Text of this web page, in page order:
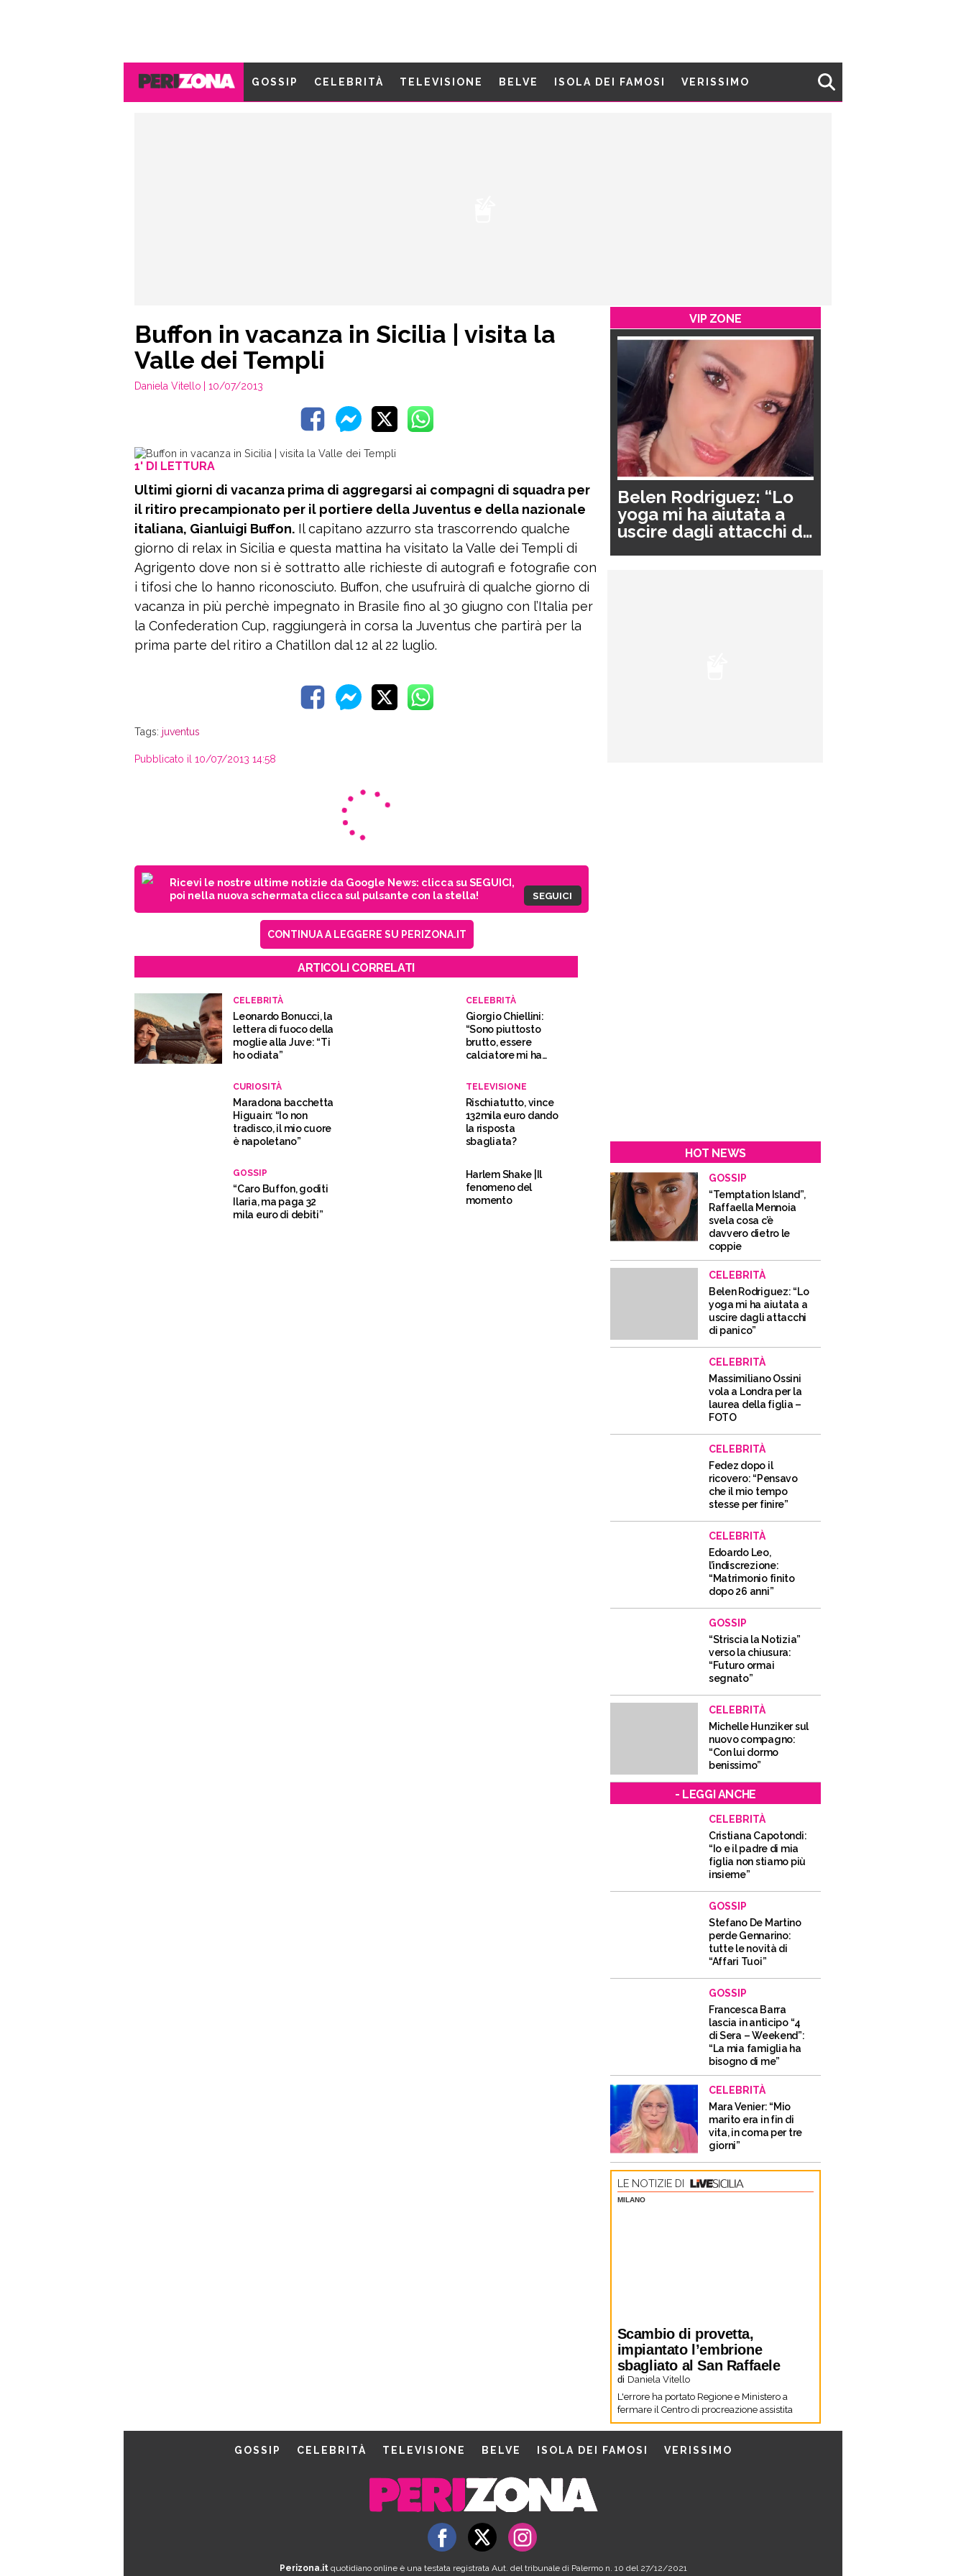
GOSSIP CELEBRITÀ TELEVISIONE BELVE ISOLA DEI FAMOSI VERISSIMO
Buffon in vacanza in Sicilia | visita la
Valle dei Templi
Daniela Vitello | 10/07/2013
1' DI LETTURA
Ultimi giorni di vacanza prima di aggregarsi ai compagni di squadra per
il ritiro precampionato per il portiere della Juventus e della nazionale
italiana, Gianluigi Buffon. Il capitano azzurro sta trascorrendo qualche
giorno di relax in Sicilia e questa mattina ha visitato la Valle dei Templi di
Agrigento dove non si è sottratto alle richieste di autografi e fotografie con
i tifosi che lo hanno riconosciuto. Buffon, che usufruirà di qualche giorno di
vacanza in più perchè impegnato in Brasile fino al 30 giugno con l’Italia per
la Confederation Cup, raggiungerà in corsa la Juventus che partirà per la
prima parte del ritiro a Chatillon dal 12 al 22 luglio.
Tags: juventus
Pubblicato il 10/07/2013 14:58
Ricevi le nostre ultime notizie da Google News: clicca su SEGUICI,
poi nella nuova schermata clicca sul pulsante con la stella!
SEGUICI
CONTINUA A LEGGERE SU PERIZONA.IT
ARTICOLI CORRELATI
CELEBRITÀ
Leonardo Bonucci, la
lettera di fuoco della
moglie alla Juve: “Ti
ho odiata”
CELEBRITÀ
Giorgio Chiellini:
“Sono piuttosto
brutto, essere
calciatore mi ha
donne”
CURIOSITÀ
Maradona bacchetta
Higuain: “Io non
tradisco, il mio cuore
è napoletano”
TELEVISIONE
Rischiatutto, vince
132mila euro dando
la risposta
sbagliata?
GOSSIP
“Caro Buffon, goditi
Ilaria, ma paga 32
mila euro di debiti”
Harlem Shake |Il
fenomeno del
momento
VIP ZONE
Belen Rodriguez: “Lo
yoga mi ha aiutata a
uscire dagli attacchi di
HOT NEWS
GOSSIP
“Temptation Island”,
Raffaella Mennoia
svela cosa c’è
davvero dietro le
coppie
CELEBRITÀ
Belen Rodriguez: “Lo
yoga mi ha aiutata a
uscire dagli attacchi
di panico”
CELEBRITÀ
Massimiliano Ossini
vola a Londra per la
laurea della figlia –
FOTO
CELEBRITÀ
Fedez dopo il
ricovero: “Pensavo
che il mio tempo
stesse per finire”
CELEBRITÀ
Edoardo Leo,
l’indiscrezione:
“Matrimonio finito
dopo 26 anni”
GOSSIP
“Striscia la Notizia”
verso la chiusura:
“Futuro ormai
segnato”
CELEBRITÀ
Michelle Hunziker sul
nuovo compagno:
“Con lui dormo
benissimo”
- LEGGI ANCHE
CELEBRITÀ
Cristiana Capotondi:
“Io e il padre di mia
figlia non stiamo più
insieme”
GOSSIP
Stefano De Martino
perde Gennarino:
tutte le novità di
“Affari Tuoi”
GOSSIP
Francesca Barra
lascia in anticipo “4
di Sera – Weekend”:
“La mia famiglia ha
bisogno di me”
CELEBRITÀ
Mara Venier: “Mio
marito era in fin di
vita, in coma per tre
giorni”
LE NOTIZIE DI
MILANO
Scambio di provetta,
impiantato l’embrione
sbagliato al San Raffaele
di Daniela Vitello
L'errore ha portato Regione e Ministero a
fermare il Centro di procreazione assistita
GOSSIP CELEBRITÀ TELEVISIONE BELVE ISOLA DEI FAMOSI VERISSIMO
Perizona.itquotidiano online è una testata registrata Aut. del tribunale di Palermo n. 10 del 27/12/2021